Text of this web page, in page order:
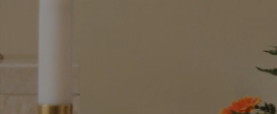
Vårt första möte